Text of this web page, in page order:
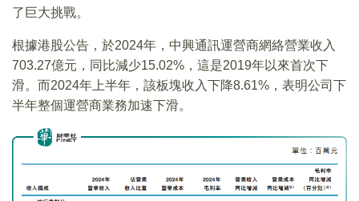
了巨大挑戰。
根據港股公告，於2024年，中興通訊運營商網絡營業收入
703.27億元，同比減少15.02%，這是2019年以來首次下
滑。而2024年上半年，該板塊收入下降8.61%，表明公司下
半年整個運營商業務加速下滑。